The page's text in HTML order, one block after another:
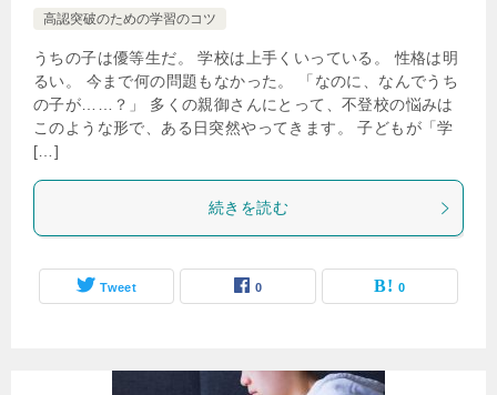
高認突破のための学習のコツ
うちの子は優等生だ。 学校は上手くいっている。 性格は明
るい。 今まで何の問題もなかった。 「なのに、なんでうち
の子が……？」 多くの親御さんにとって、不登校の悩みは
このような形で、ある日突然やってきます。 子どもが「学
[…]
続きを読む
Tweet 0 0